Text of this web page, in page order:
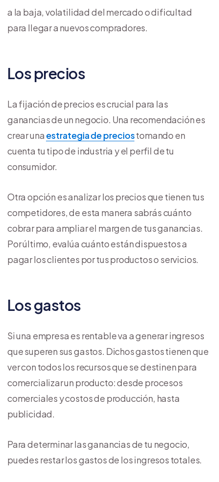
a la baja, volatilidad del mercado o dificultad
para llegar a nuevos compradores.
Los precios
La fijación de precios es crucial para las
ganancias de un negocio. Una recomendación es
crear una estrategia de preciostomando en
cuenta tu tipo de industria y el perfil de tu
consumidor.
Otra opción es analizar los precios que tienen tus
competidores, de esta manera sabrás cuánto
cobrar para ampliar el margen de tus ganancias.
Por último, evalúa cuánto están dispuestos a
pagar los clientes por tus productos o servicios.
Los gastos
Si una empresa es rentable va a generar ingresos
que superen sus gastos. Dichos gastos tienen que
ver con todos los recursos que se destinen para
comercializar un producto: desde procesos
comerciales y costos de producción, hasta
publicidad.
Para determinar las ganancias de tu negocio,
puedes restar los gastos de los ingresos totales.